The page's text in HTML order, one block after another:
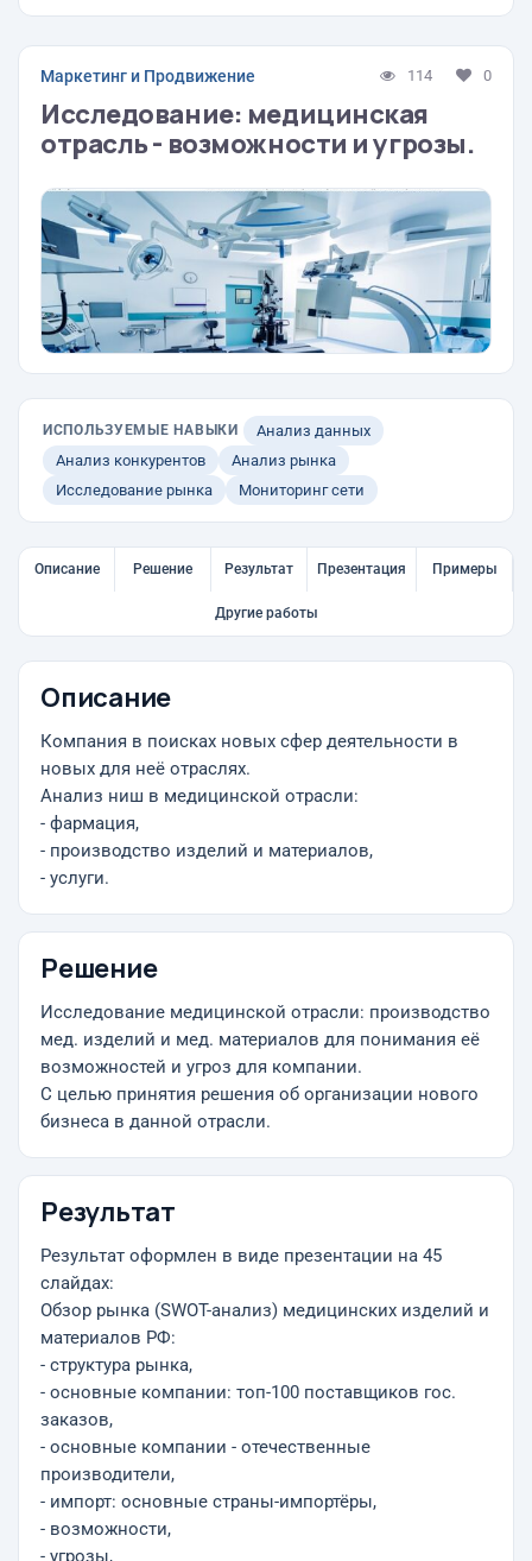
Маркетинг и Продвижение 114 0
Исследование: медицинская
отрасль - возможности и угрозы.
ИСПОЛЬЗУЕМЫЕ НАВЫКИ
Анализ данных
Анализ конкурентов
Анализ рынка
Исследование рынка
Мониторинг сети
Описание Решение Результат Презентация Примеры
Другие работы
Описание
Компания в поисках новых сфер деятельности в
новых для неё отраслях.
Анализ ниш в медицинской отрасли:
- фармация,
- производство изделий и материалов,
- услуги.
Решение
Исследование медицинской отрасли: производство
мед. изделий и мед. материалов для понимания её
возможностей и угроз для компании.
С целью принятия решения об организации нового
бизнеса в данной отрасли.
Результат
Результат оформлен в виде презентации на 45
слайдах:
Обзор рынка (SWOT-анализ) медицинских изделий и
материалов РФ:
- структура рынка,
- основные компании: топ-100 поставщиков гос.
заказов,
- основные компании - отечественные
производители,
- импорт: основные страны-импортёры,
- возможности,
- угрозы,